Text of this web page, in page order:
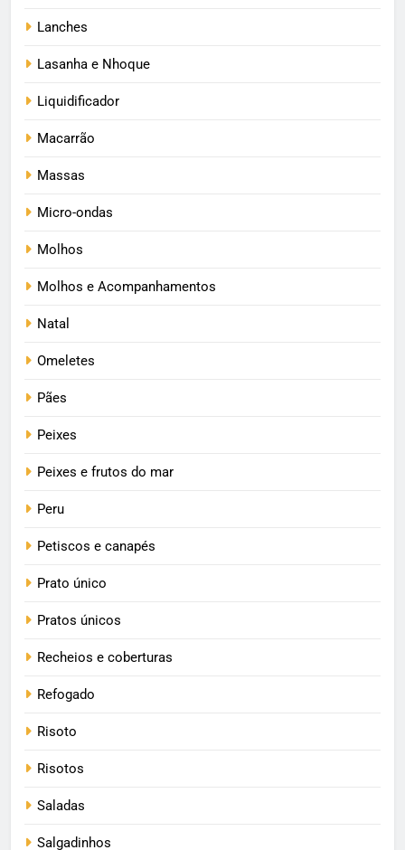
Lanches
Lasanha e Nhoque
Liquidificador
Macarrão
Massas
Micro-ondas
Molhos
Molhos e Acompanhamentos
Natal
Omeletes
Pães
Peixes
Peixes e frutos do mar
Peru
Petiscos e canapés
Prato único
Pratos únicos
Recheios e coberturas
Refogado
Risoto
Risotos
Saladas
Salgadinhos